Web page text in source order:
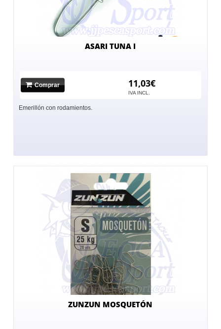
ASARI TUNA I
Comprar 11,03€
IVA INCL.
Emerillón con rodamientos.
ZUNZUN MOSQUETÓN